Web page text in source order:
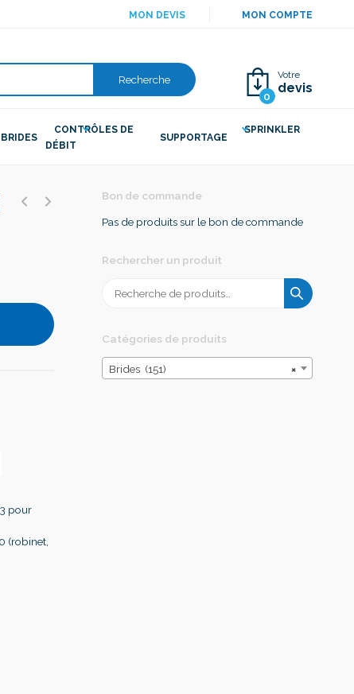
MON DEVIS MON COMPTE
Recherche
0
Votre
devis
BRIDES
CONTRÔLES DE
DÉBIT
SUPPORTAGE
SPRINKLER
pour
(robinet,
Bon de commande
Pas de produits sur le bon de commande
Rechercher un produit
pour :
Catégories de produits
×
Brides (151)